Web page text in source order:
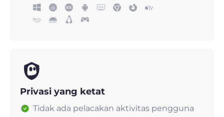
Privasi yang ketat
Tidak ada pelacakan aktivitas pengguna